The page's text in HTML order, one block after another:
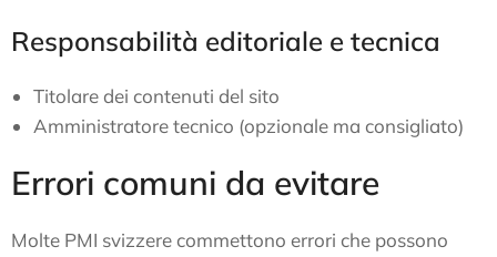
Responsabilità editoriale e tecnica
Titolare dei contenuti del sito
Amministratore tecnico (opzionale ma consigliato)
Errori comuni da evitare
Molte PMI svizzere commettono errori che possono